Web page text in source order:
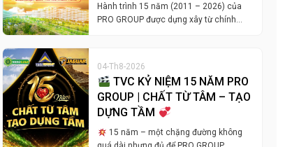
Hành trình 15 năm (2011 – 2026) của
PRO GROUP được dựng xây từ chính…
04-Th8-2026
TVC KỶ NIỆM 15 NĂM PRO
GROUP | CHẤT TỪ TÂM – TẠO
DỰNG TẦM
15 năm – một chặng đường không